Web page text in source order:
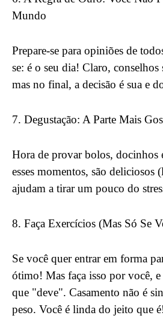
Mundo
Prepare-se para opiniões de
se: é o seu dia! Claro,
mas no final, a decisão é sua e
7. Degustação: A Parte Mais
Hora de provar bolos, docinhos
esses momentos, são deliciosos
ajudam a tirar um pouco do
8. Faça Exercícios (Mas Só Se
Se você quer entrar em forma
ótimo! Mas faça isso por você,
que "deve". Casamento não é
peso. Você é linda do jeito que